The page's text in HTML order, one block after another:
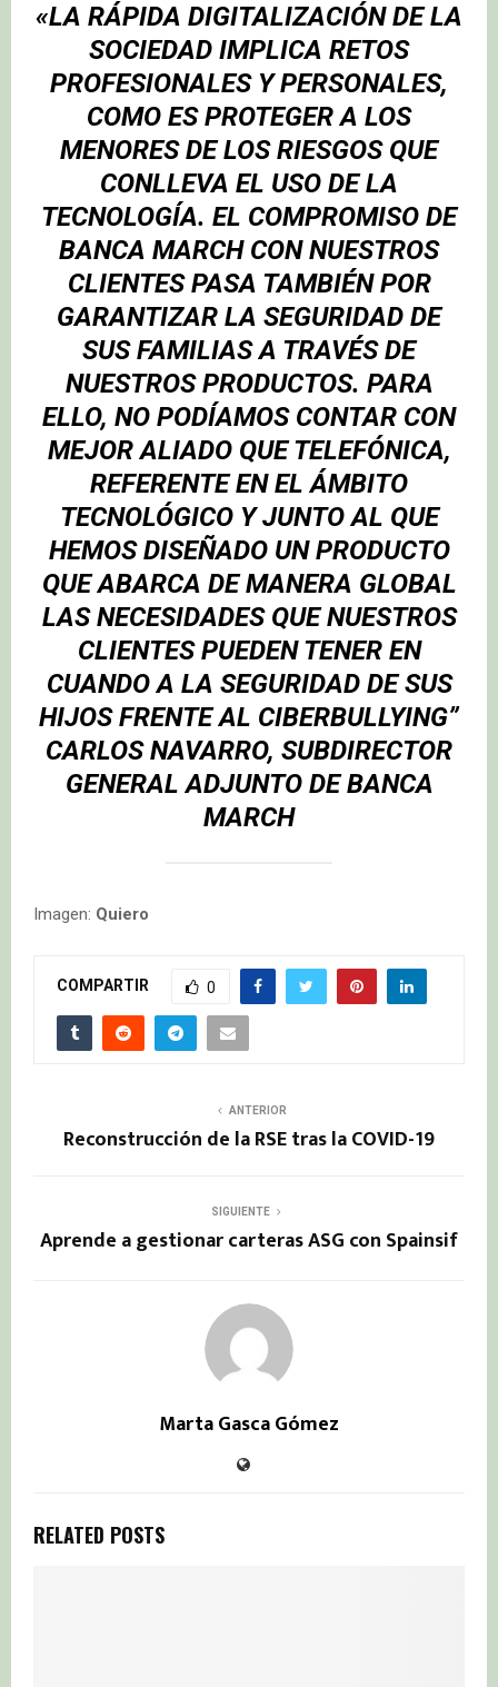
«LA RÁPIDA DIGITALIZACIÓN DE LA
SOCIEDAD IMPLICA RETOS
PROFESIONALES Y PERSONALES,
COMO ES PROTEGER A LOS
MENORES DE LOS RIESGOS QUE
CONLLEVA EL USO DE LA
TECNOLOGÍA. EL COMPROMISO DE
BANCA MARCH CON NUESTROS
CLIENTES PASA TAMBIÉN POR
GARANTIZAR LA SEGURIDAD DE
SUS FAMILIAS A TRAVÉS DE
NUESTROS PRODUCTOS. PARA
ELLO, NO PODÍAMOS CONTAR CON
MEJOR ALIADO QUE TELEFÓNICA,
REFERENTE EN EL ÁMBITO
TECNOLÓGICO Y JUNTO AL QUE
HEMOS DISEÑADO UN PRODUCTO
QUE ABARCA DE MANERA GLOBAL
LAS NECESIDADES QUE NUESTROS
CLIENTES PUEDEN TENER EN
CUANDO A LA SEGURIDAD DE SUS
HIJOS FRENTE AL CIBERBULLYING”
CARLOS NAVARRO, SUBDIRECTOR
GENERAL ADJUNTO DE BANCA
MARCH
Imagen: Quiero
COMPARTIR 0
ANTERIOR
Reconstrucción de la RSE tras la COVID-19
SIGUIENTE
Aprende a gestionar carteras ASG con Spainsif
Marta Gasca Gómez
RELATED POSTS